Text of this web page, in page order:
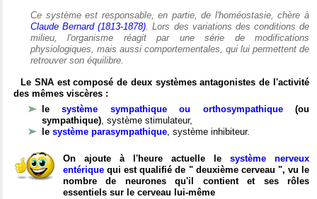
Ce système est responsable, en partie, de l'homéostasie, chère à
Claude Bernard (1813-1878). Lors des variations des conditions de
milieu, l'organisme réagit par une série de modifications
physiologiques, mais aussi comportementales, qui lui permettent de
retrouver son équilibre.
Le SNA est composé de deux systèmes antagonistes de l'activité
des mêmes viscères :
lesystème sympathique ou orthosympathique(ou
sympathique), système stimulateur,
le système parasympathique, système inhibiteur.
On ajoute à l'heure actuelle le système nerveux
entérique qui est qualifié de " deuxième cerveau ", vu le
nombre de neurones qu'il contient et ses rôles
essentiels sur le cerveau lui-même